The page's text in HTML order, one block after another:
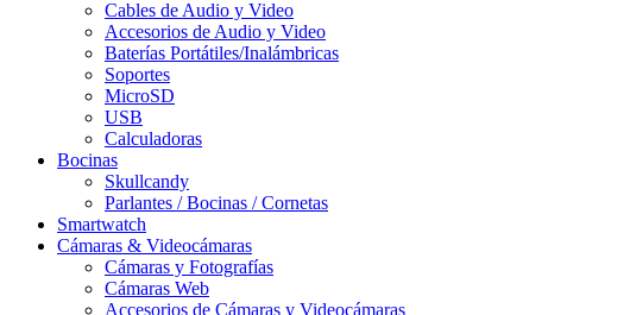
Cables de Audio y Video
Accesorios de Audio y Video
Baterías Portátiles/Inalámbricas
Soportes
MicroSD
USB
Calculadoras
Bocinas
Skullcandy
Parlantes / Bocinas / Cornetas
Smartwatch
Cámaras & Videocámaras
Cámaras y Fotografías
Cámaras Web
Accesorios de Cámaras y Videocámaras